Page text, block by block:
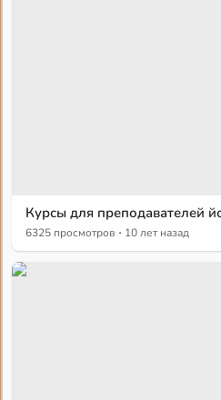
Курсы для преподавателей
6325 просмотров · 10 лет назад